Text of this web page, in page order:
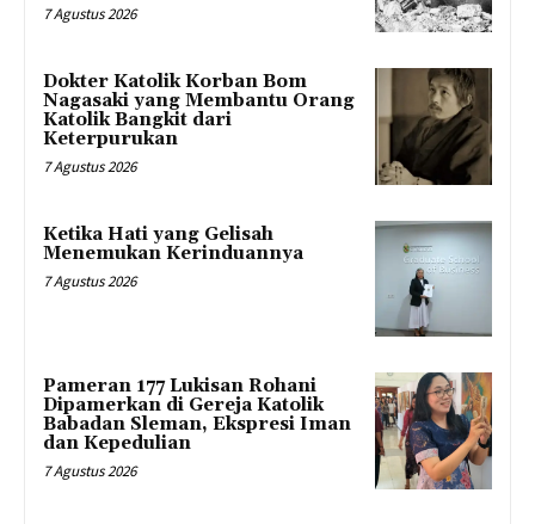
7 Agustus 2026
Dokter Katolik Korban Bom
Nagasaki yang Membantu Orang
Katolik Bangkit dari
Keterpurukan
7 Agustus 2026
Ketika Hati yang Gelisah
Menemukan Kerinduannya
7 Agustus 2026
Pameran 177 Lukisan Rohani
Dipamerkan di Gereja Katolik
Babadan Sleman, Ekspresi Iman
dan Kepedulian
7 Agustus 2026